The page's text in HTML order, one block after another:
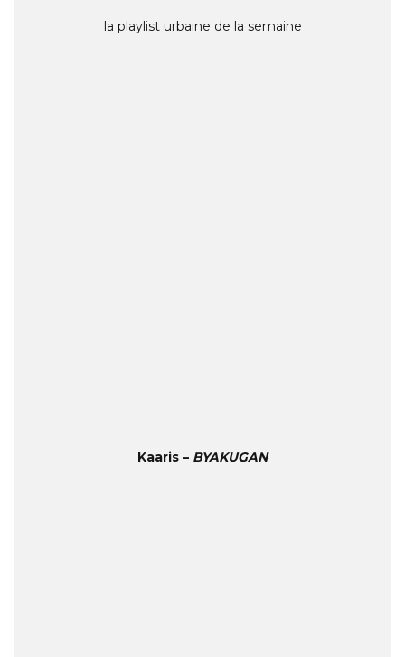
la playlist urbaine de la semaine
Kaaris – BYAKUGAN